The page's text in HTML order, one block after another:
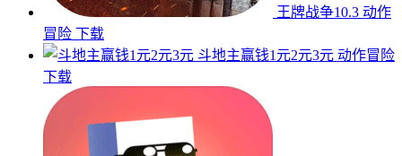
王牌战争10.3 动作
冒险 下载
斗地主赢钱1元2元3元 动作冒险
下载